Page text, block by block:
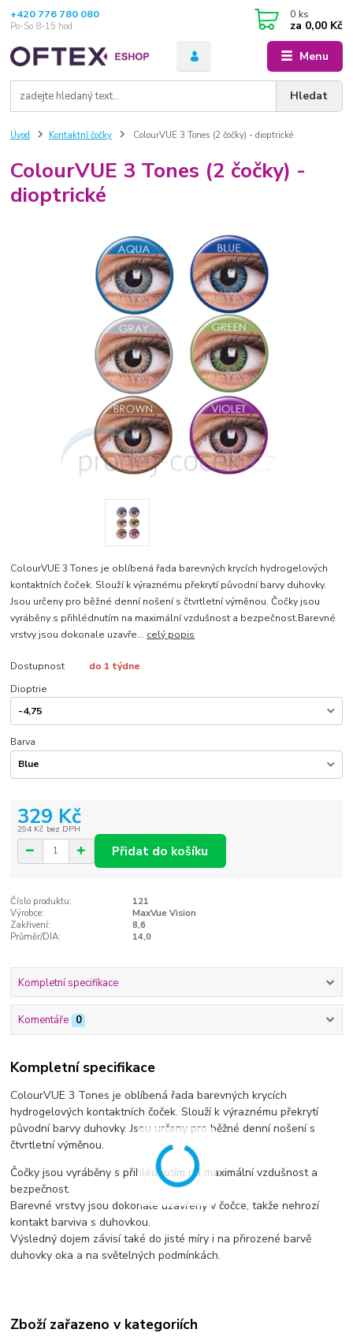
Menu
Hledat
+420 776 780 080
Po-So 8-15 hod
0 ks
za 0,00 Kč
Úvod Kontaktní čočky ColourVUE 3 Tones (2 čočky) - dioptrické
ColourVUE 3 Tones (2 čočky) -
dioptrické
ColourVUE 3 Tones je oblíbená řada barevných krycích hydrogelových
kontaktních čoček. Slouží k výraznému překrytí původní barvy duhovky.
Jsou určeny pro běžné denní nošení s čtvrtletní výměnou. Čočky jsou
vyráběny s přihlédnutím na maximální vzdušnost a bezpečnost.Barevné
vrstvy jsou dokonale uzavře... celý popis
Dostupnost
do 1 týdne
Dioptrie
Barva
329 Kč
294 Kč bez DPH
Přidat do košíku
Číslo produktu:
121
Výrobce:
MaxVue Vision
Zakřivení:
8,6
Průměr/DIA:
14,0
Kompletní specifikace
Komentáře 0
Kompletní specifikace
ColourVUE 3 Tones je oblíbená řada barevných krycích
hydrogelových kontaktních čoček. Slouží k výraznému překrytí
původní barvy duhovky. Jsou určeny pro běžné denní nošení s
čtvrtletní výměnou.
Čočky jsou vyráběny s přihlédnutím na maximální vzdušnost a
bezpečnost.
Barevné vrstvy jsou dokonale uzavřeny v čočce, takže nehrozí
kontakt barviva s duhovkou.
Výsledný dojem závisí také do jisté míry i na přirozené barvě
duhovky oka a na světelných podmínkách.
Zboží zařazeno v kategoriích